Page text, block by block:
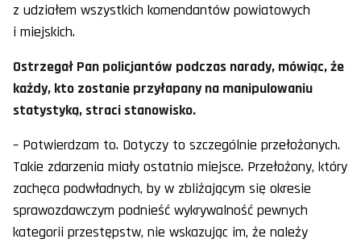
z udziałem wszystkich komendantów powiatowych
i miejskich.
Ostrzegał Pan policjantów podczas narady, mówiąc, że
każdy, kto zostanie przyłapany na manipulowaniu
statystyką, straci stanowisko.
– Potwierdzam to. Dotyczy to szczególnie przełożonych.
Takie zdarzenia miały ostatnio miejsce. Przełożony, który
zachęca podwładnych, by w zbliżającym się okresie
sprawozdawczym podnieść wykrywalność pewnych
kategorii przestępstw, nie wskazując im, że należy